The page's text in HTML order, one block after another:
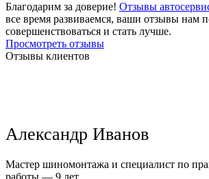
Благодарим за доверие! Отзывы
все время развиваемся, ваши отзывы нам
совершенствоваться и стать лучше.
Просмотреть отзывы
Отзывы клиентов
Александр Иванов
Мастер шиномонтажа и специалист по